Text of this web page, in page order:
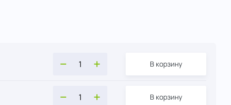
В корзину
В корзину